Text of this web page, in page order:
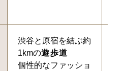
渋谷と原宿を結ぶ約
1kmの遊歩道
個性的なファッショ